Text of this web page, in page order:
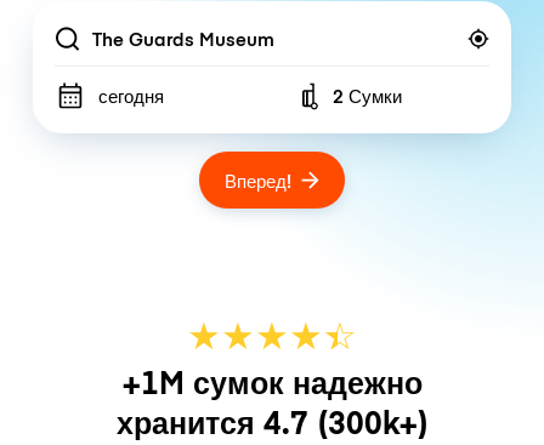
Location
сегодня Number of bags
2 Сумки
Вперед!
★★★★☆
★
+1M сумок надежно
хранится 4.7 (300k+)